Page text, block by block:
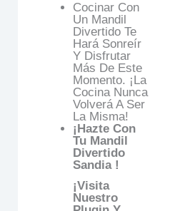
Cocinar Con
Un Mandil
Divertido Te
Hará Sonreír
Y Disfrutar
Más De Este
Momento. ¡La
Cocina Nunca
Volverá A Ser
La Misma!
¡Hazte Con
Tu Mandil
Divertido
Sandia !
¡Visita
Nuestro